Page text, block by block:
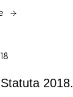
2018.